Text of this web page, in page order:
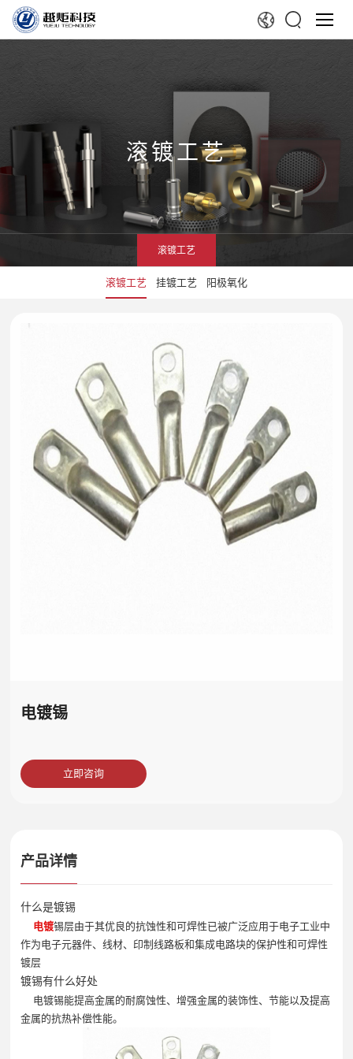
滚镀工艺
滚镀工艺
滚镀工艺 挂镀工艺 阳极氧化
电镀锡
立即咨询
产品详情
什么是镀锡
电镀锡层由于其优良的抗蚀性和可焊性已被广泛应用于电子工业中
作为电子元器件、线材、印制线路板和集成电路块的保护性和可焊性
镀层
镀锡有什么好处
电镀锡能提高金属的耐腐蚀性、增强金属的装饰性、节能以及提高
金属的抗热补偿性能。